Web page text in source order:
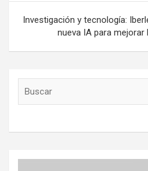
Investigación y tecnología:
nueva IA para